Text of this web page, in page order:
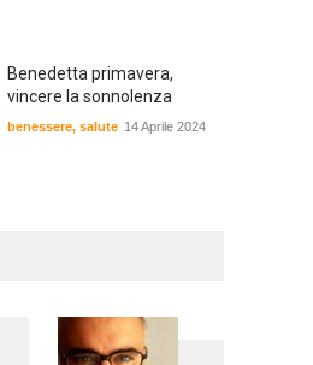
Benedetta primavera,
vincere la sonnolenza
benessere, salute 14 Aprile 2024